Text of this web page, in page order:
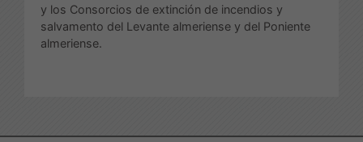
y los Consorcios de extinción de incendios y
salvamento del Levante almeriense y del Poniente
almeriense.